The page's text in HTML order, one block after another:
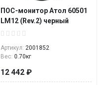
ПОС-монитор Атол 60501
LM12 (Rev.2) черный
Артикул: 2001852
Вес: 0.70кг
12 442 ₽